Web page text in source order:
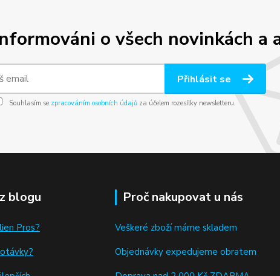
o všech novinkách a
Přihlásit se
Souhlasím se zpracováním osobních údajůza účelem rozesílky newsletteru.
blogu
Pros?
?
Proč nakupovat u nás
Veškeré zboží máme skladem
Objednávky expedujeme obratem